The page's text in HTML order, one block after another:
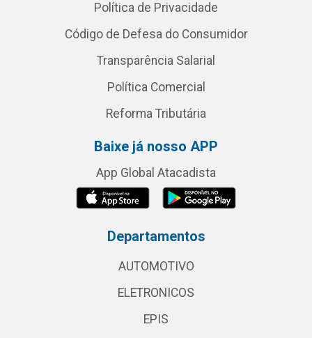
Política de Privacidade
Código de Defesa do Consumidor
Transparência Salarial
Política Comercial
Reforma Tributária
Baixe já nosso APP
App Global Atacadista
Departamentos
AUTOMOTIVO
ELETRONICOS
EPIS